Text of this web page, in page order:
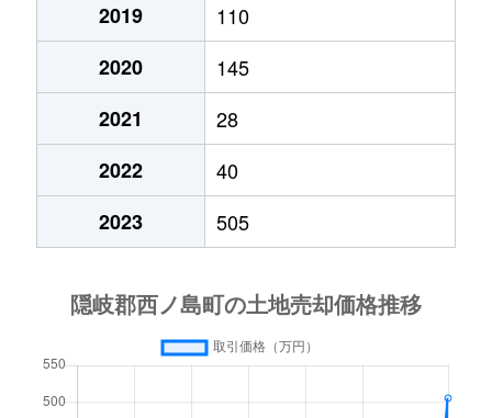
2019
110
2020
145
2021
28
2022
40
2023
505